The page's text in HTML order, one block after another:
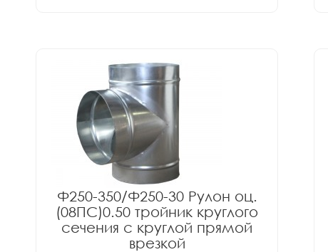
Ф250-350/Ф250-30 Рулон оц.
(08ПС)0.50 тройник круглого
сечения с круглой прямой
врезкой